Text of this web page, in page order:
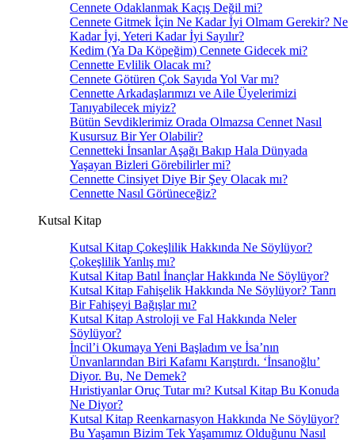
Cennete Odaklanmak Kaçış Değil mi?
Cennete Gitmek İçin Ne Kadar İyi Olmam Gerekir? Ne
Kadar İyi, Yeteri Kadar İyi Sayılır?
Kedim (Ya Da Köpeğim) Cennete Gidecek mi?
Cennette Evlilik Olacak mı?
Cennete Götüren Çok Sayıda Yol Var mı?
Cennette Arkadaşlarımızı ve Aile Üyelerimizi
Tanıyabilecek miyiz?
Bütün Sevdiklerimiz Orada Olmazsa Cennet Nasıl
Kusursuz Bir Yer Olabilir?
Cennetteki İnsanlar Aşağı Bakıp Hala Dünyada
Yaşayan Bizleri Görebilirler mi?
Cennette Cinsiyet Diye Bir Şey Olacak mı?
Cennette Nasıl Görüneceğiz?
Kutsal Kitap
Kutsal Kitap Çokeşlilik Hakkında Ne Söylüyor?
Çokeşlilik Yanlış mı?
Kutsal Kitap Batıl İnançlar Hakkında Ne Söylüyor?
Kutsal Kitap Fahişelik Hakkında Ne Söylüyor? Tanrı
Bir Fahişeyi Bağışlar mı?
Kutsal Kitap Astroloji ve Fal Hakkında Neler
Söylüyor?
İncil’i Okumaya Yeni Başladım ve İsa’nın
Ünvanlarından Biri Kafamı Karıştırdı. ‘İnsanoğlu’
Diyor. Bu, Ne Demek?
Hıristiyanlar Oruç Tutar mı? Kutsal Kitap Bu Konuda
Ne Diyor?
Kutsal Kitap Reenkarnasyon Hakkında Ne Söylüyor?
Bu Yaşamın Bizim Tek Yaşamımız Olduğunu Nasıl